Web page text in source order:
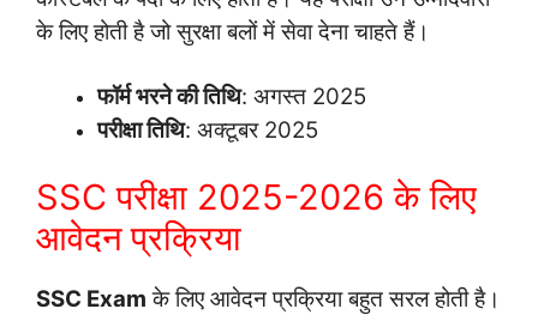
के लिए होती है जो सुरक्षा बलों में सेवा देना चाहते हैं।
फॉर्म भरने की तिथि: अगस्त 2025
परीक्षा तिथि: अक्टूबर 2025
SSC परीक्षा 2025-2026 के लिए
आवेदन प्रक्रिया
SSC Exam के लिए आवेदन प्रक्रिया बहुत सरल होती है।